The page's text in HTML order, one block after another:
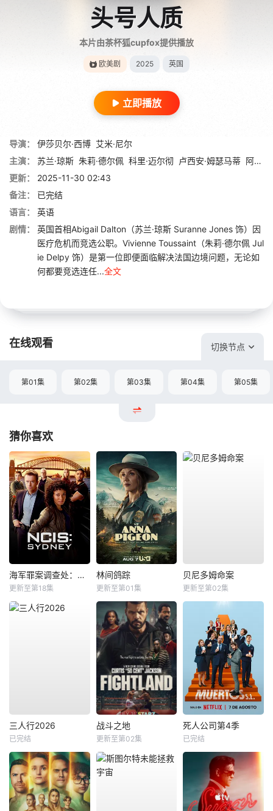
头号人质
本片由茶杯狐cupfox提供播放
欧美剧 2025 英国
立即播放
导演： 伊莎贝尔·西博 艾米·尼尔
主演：
苏兰·琼斯 朱莉·德尔佩 科里·迈尔彻 卢西安·姆瑟马蒂 阿什利·托马斯
更新：
2025-11-30 02:43
备注：
已完结
语言：
英语
剧情：
英国首相Abigail Dalton（苏兰·琼斯 Suranne Jones 饰）因
医疗危机而竞选公职。Vivienne Toussaint（朱莉·德尔佩 Jul
ie Delpy 饰）是第一位即便面临解决法国边境问题，无论如
何都要竞选连任...全文
在线观看 切换节点
第01集 第02集 第03集 第04集 第05集
猜你喜欢
海军罪案调查处：悉尼第三季
更新至第18集
林间鸽踪
更新至第01集
贝尼多姆命案
更新至第02集
三人行2026
已完结
战斗之地
更新至第02集
死人公司第4季
已完结